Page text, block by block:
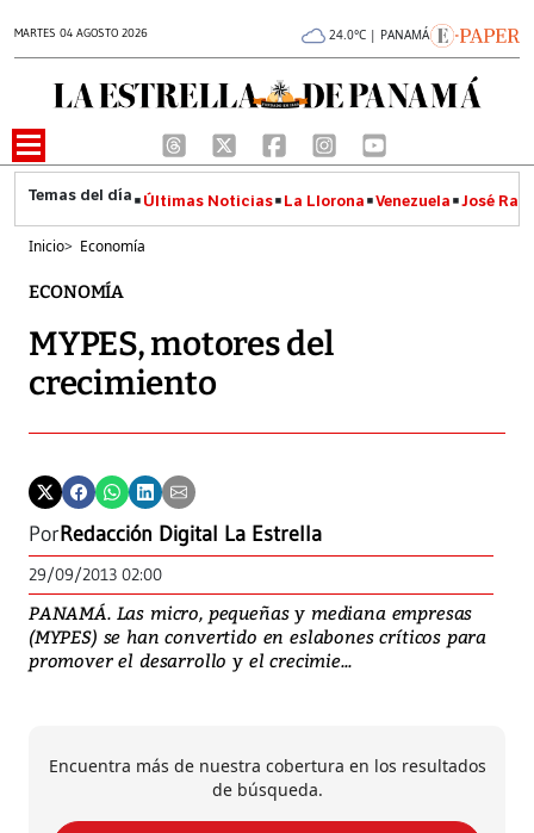
MARTES 04 AGOSTO 2026 24.0°C | PANAMÁ
Últimas Noticias La Llorona Venezuela José
Inicio> Economía
ECONOMÍA
MYPES, motores del
crecimiento
PorRedacción Digital La Estrella
29/09/2013 02:00
PANAMÁ. Las micro, pequeñas y mediana empresas
(MYPES) se han convertido en eslabones críticos para
promover el desarrollo y el crecimie...
Encuentra más de nuestra cobertura en los resultados
de búsqueda.